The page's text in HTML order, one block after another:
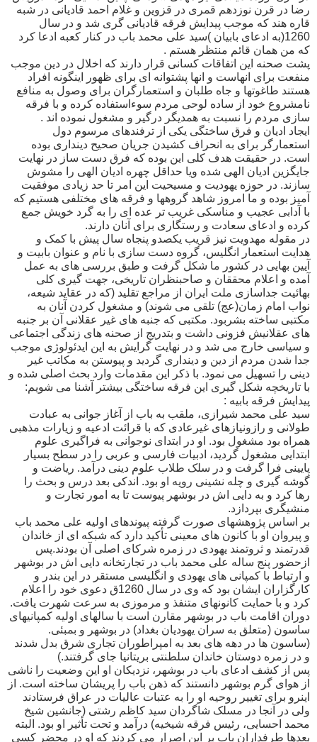
رضا در قرن نوزدهم قمری در قزوین و غلام احمد قادیانی در شبه
قاره هند که موجب پیدایش فرقه قادیانی گری شد و در سال
1260(به ادعای بابیان )سید علی محمد باب در کنار کعبه ادعا کرد
که من همان قائم منتظر هستم .
پشت صحنه این اتفاقات کسانی قرار دارند که اخلال در دین موجب
منفعت برای انهاست و انها پشتوانه ای برای ظهور اینگونه افراد
هستند طاغوتها و جاه طلبان و استعمارگران برای وصول به منافع
نامشروع خود از ساده لوحی مردم سوءاستفاده کرده و با فرقه
سازی مردم را نسبت به همدیگر درگیر و مشغول نموده اند .
ایجاد ادیان و فرق ساختگی یکی از ترفندهای مرسوم دول
استعمارگر برای به انحراف کشیدن جریان صحیح دینداری بوده
است. در حقیقت هدف کلی این بوده که فرق دست ساز در نهایت
جایگزین ادیان الهی شده ویا حداقل چهره ادیان الهی را مشوش
سازند. در حوزه یهودیت و مسیحیت این امر تا حد زیادی موفقیت
آمیز بوده و ما امروز شاهد گروهها و فرقه های مختلفی هستیم که
با آدابی عجیب و مناسکی غریب تر عده ای را به گرد خویش جمع
کرده و ادعای سعادت و رستگاری برای آنان دارند.
در مقوله مهدویت نیز قریب یکصدو پنجاه سال پیش با کمک و
هدایت استعمار انگلیس، گروه دست سازی با نام و عنوان بابیت و
آیین بهایی در کشور ما شکل گرفت و طبق بررسی های به عمل
آمده و اعلام محققان و صاحبنظران تاریخی، جهت گیری کلی
بهائیت جداسازی ملت ایران از مراجع تقلید (که در عقاید شیعه،
نواب امام زمان(عج) تلقی می شوند) و مشغول کردن آنان به
مکتبی ساخته بشربود. مکتبی که جنبه های غیر عقلانی آن بر جنبه
های عقلانیش فزونی داشت و بتدریج از صحنه های زندگی اجتماعی
و سیاسی خارج می شد و در نهایت گرایش به این ایدئولوژی موجب
جدا شدن مردم از دین و دینداری گردید و پیوستن به مکاتب غیر
دینی را تسهیل می نمود. با ذکر این مقدمات وارد بحث اصلی شده و
با تاریخچه شکل گیری این فرقه ساختگی بیشتر آشنا می شویم:
پیدایش فرقه بابیه :
سید علی محمد شیرازی، ملقب به باب از آغاز جوانی به عبادت
طولانی و رازونیازهای غیرعادی که با قرائت ادعیه و زیارات مذهبی
همراه بود مشغول بود. او در ابتدای نوجوانی به فراگیری علوم
ابتدایی مشغول گردید، ادبیات فارسی و عربی را در سطح بسیار
پایینی فرا گرفت و در سلک طلاب علوم دینی درآمد. ریاضت و
گوشه گیری و چله نشینی رویه او بود. اندکی بعد درس و بحث را
رها کرد و به دایی اش در بوشهر پیوست تا به امور تجارت و
منشیگری بپردازد.
بر اساس پژوهشهای صورت گرفته پیوندهای اولیه علی محمد باب
و پیروان او با کانون های معینی تأکید دارد که شبکه ای از خاندان
قدرتمند و ثروتمند یهودی در زمره شرکای اصلی آن بودند.پس
ازحضور پنج ساله علی محمد باب در تجارتخانه دایی اش در بوشهر
و ارتباط با کمپانی های یهودی و انگلیسی مستقر در این بندر و
کارگزاران ایشان بود که وی در سال 1260ق دعوی خود را اعلام
کرد و با حمایت کانونهای متنفذ و مرموزی به سرعت شهرت یافت.
دوران اقامت باب در بوشهر مقارن است با سالهای اولیه کمپانیهای
ساسون (متعلق به سران یهودیان بغداد) در بوشهر و بمبئی.
(ساسون ها در دهه های بعد به امپراطوران تجاری شرق بدل شدند
و در زمره دوستان خاندان سلطنتی بریتانیا جای گرفتند.)
پس از کشف ادعای باب در بوشهر، نزدیکان او این وضعیت را ناشی
از هوای گرم بوشهر دانستند که ذهن باب را پریشان ساخته است. از
اینرو برای تغییر روحیه او را به عتبات عالیات در عراق فرستادند
ولی در آنجا در مسلک شاگردان سید کاظم رشتی (جانشین شیخ
محمد احسایی، رئیس فرقه شیخیه) درآمد و تحت تأثیر او بود. البته
بعدها طرفداران باب بر این اصرار می کردند که او در محضر کسی